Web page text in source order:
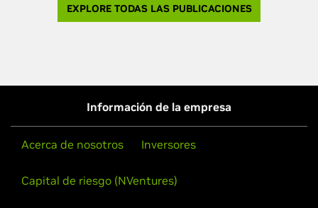
EXPLORE TODAS LAS PUBLICACIONES
Información de la empresa
Acerca de nosotros Inversores
Capital de riesgo (NVentures)